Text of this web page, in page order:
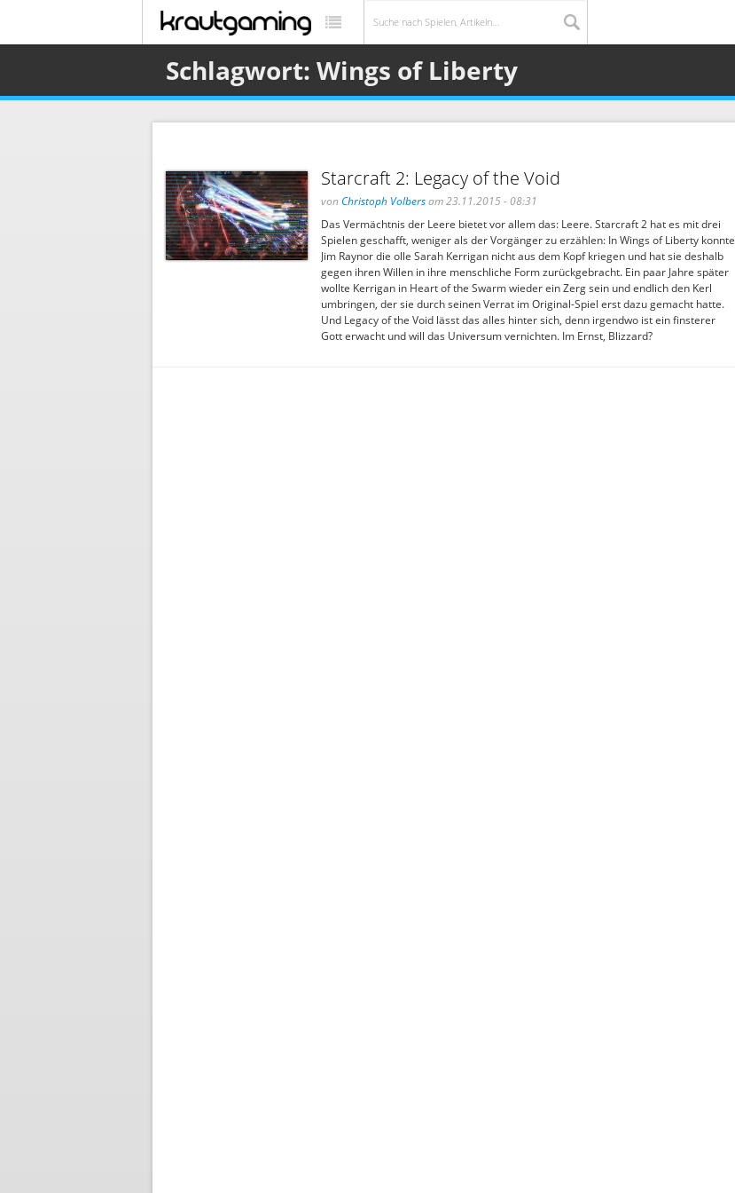
Schlagwort: Wings of Liberty
Starcraft 2: Legacy of the Void
von Christoph Volbersam 23.11.2015 - 08:31
Das Vermächtnis der Leere bietet vor allem das: Leere. Starcraft 2 hat es mit drei
Spielen geschafft, weniger als der Vorgänger zu erzählen: In Wings of Liberty konnte
Jim Raynor die olle Sarah Kerrigan nicht aus dem Kopf kriegen und hat sie deshalb
gegen ihren Willen in ihre menschliche Form zurückgebracht. Ein paar Jahre später
wollte Kerrigan in Heart of the Swarm wieder ein Zerg sein und endlich den Kerl
umbringen, der sie durch seinen Verrat im Original-Spiel erst dazu gemacht hatte.
Und Legacy of the Void lässt das alles hinter sich, denn irgendwo ist ein finsterer
Gott erwacht und will das Universum vernichten. Im Ernst, Blizzard?